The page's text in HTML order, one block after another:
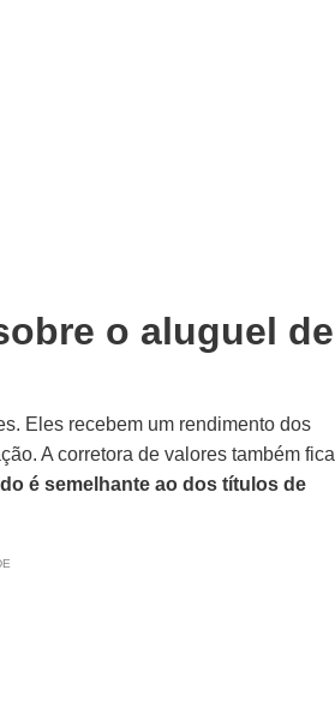
o aluguel de
Eles recebem um rendimento dos
A corretora de valores também fica
é semelhante ao dos títulos de